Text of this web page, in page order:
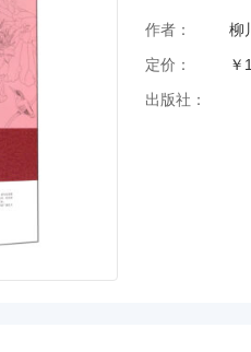
作者：
柳
定价：
￥
出版社：